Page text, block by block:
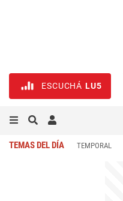
ESCUCHÁ LU5
TEMAS DEL DÍA TEMPORAL